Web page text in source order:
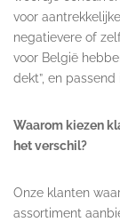
voor
negatievere of
voor België
dekt”, en
Waarom kiezen
het verschil?
Onze klanten
assortiment